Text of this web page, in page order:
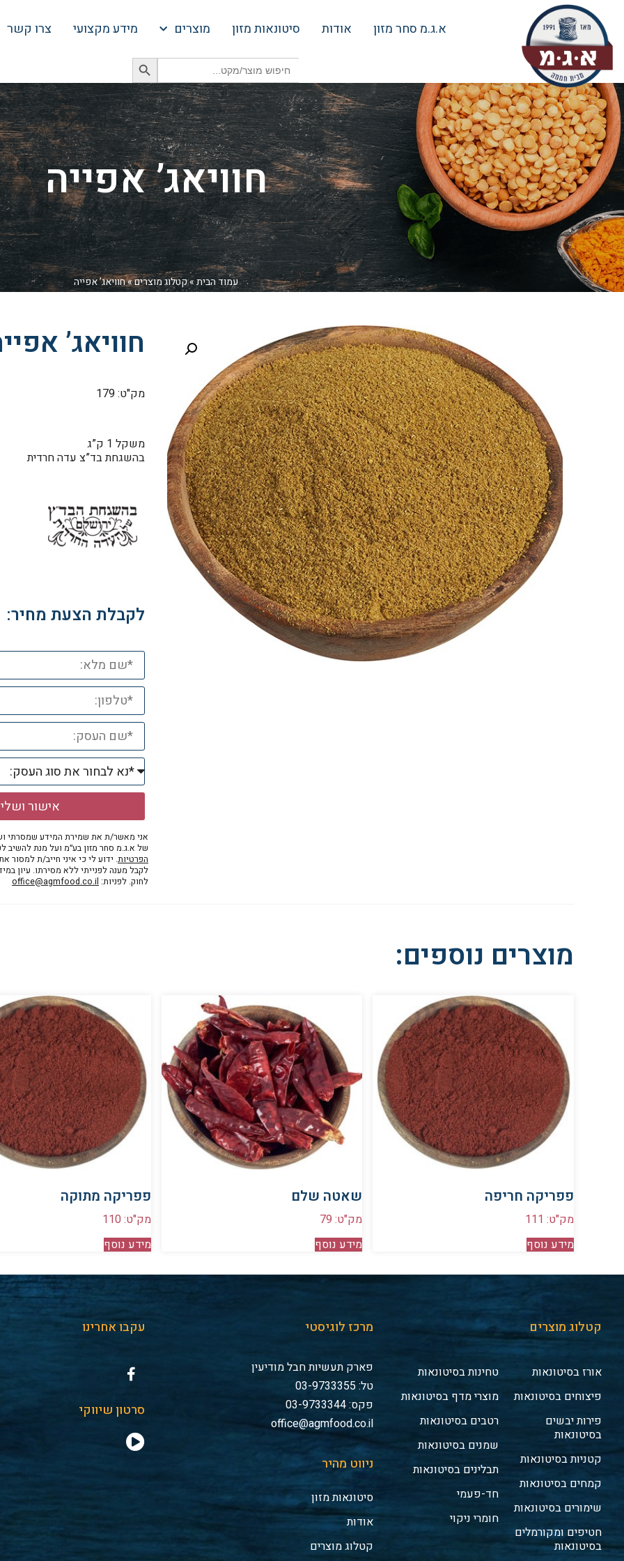
א.ג.מ סחר מזון אודות סיטונאות מזון מוצרים מידע מקצועי צרו קשר
Search
for:
Search Button
חוויאג’ אפייה
עמוד הבית»קטלוג מוצרים»חוויאג’ אפייה
חוויאג’
מק"ט: 179
משקל 1 ק”ג
בהשגחת בד”צ עדה חרדית
לקבלת הצעת מחיר:
אישור
אני מאשר/ת את שמירת המידע שמסרתי
של א.ג.מ סחר מזון בע״מ ועל מנת להשיב
הפרטיות. ידוע לי כי איני חייב/ת למסור
לקבל מענה לפנייתי ללא מסירתו. עיון
לחוק. לפניות: office@agmfood.co.il
מוצרים נוספים:
פפריקה חריפה
מק"ט: 111
מידע נוסף
שאטה שלם
מק"ט: 79
מידע נוסף
פפריקה מתוקה
מק"ט: 110
מידע נוסף
קטלוג מוצרים
אורז בסיטונאות
פיצוחים בסיטונאות
פירות יבשים
בסיטונאות
קטניות בסיטונאות
קמחים בסיטונאות
שימורים בסיטונאות
חטיפים ומקורמלים
בסיטונאות
טחינות בסיטונאות
מוצרי מדף בסיטונאות
רטבים בסיטונאות
שמנים בסיטונאות
תבלינים בסיטונאות
חד-פעמי
חומרי ניקוי
מרכז לוגיסטי
פארק תעשיות חבל מודיעין
טל: 03-9733355
פקס: 03-9733344
office@agmfood.co.il
ניווט מהיר
סיטונאות מזון
אודות
קטלוג מוצרים
עקבו אחרינו
סרטון שיווקי